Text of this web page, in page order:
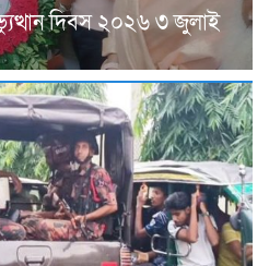
দিবস ২০২৬ ৩ জুলাই